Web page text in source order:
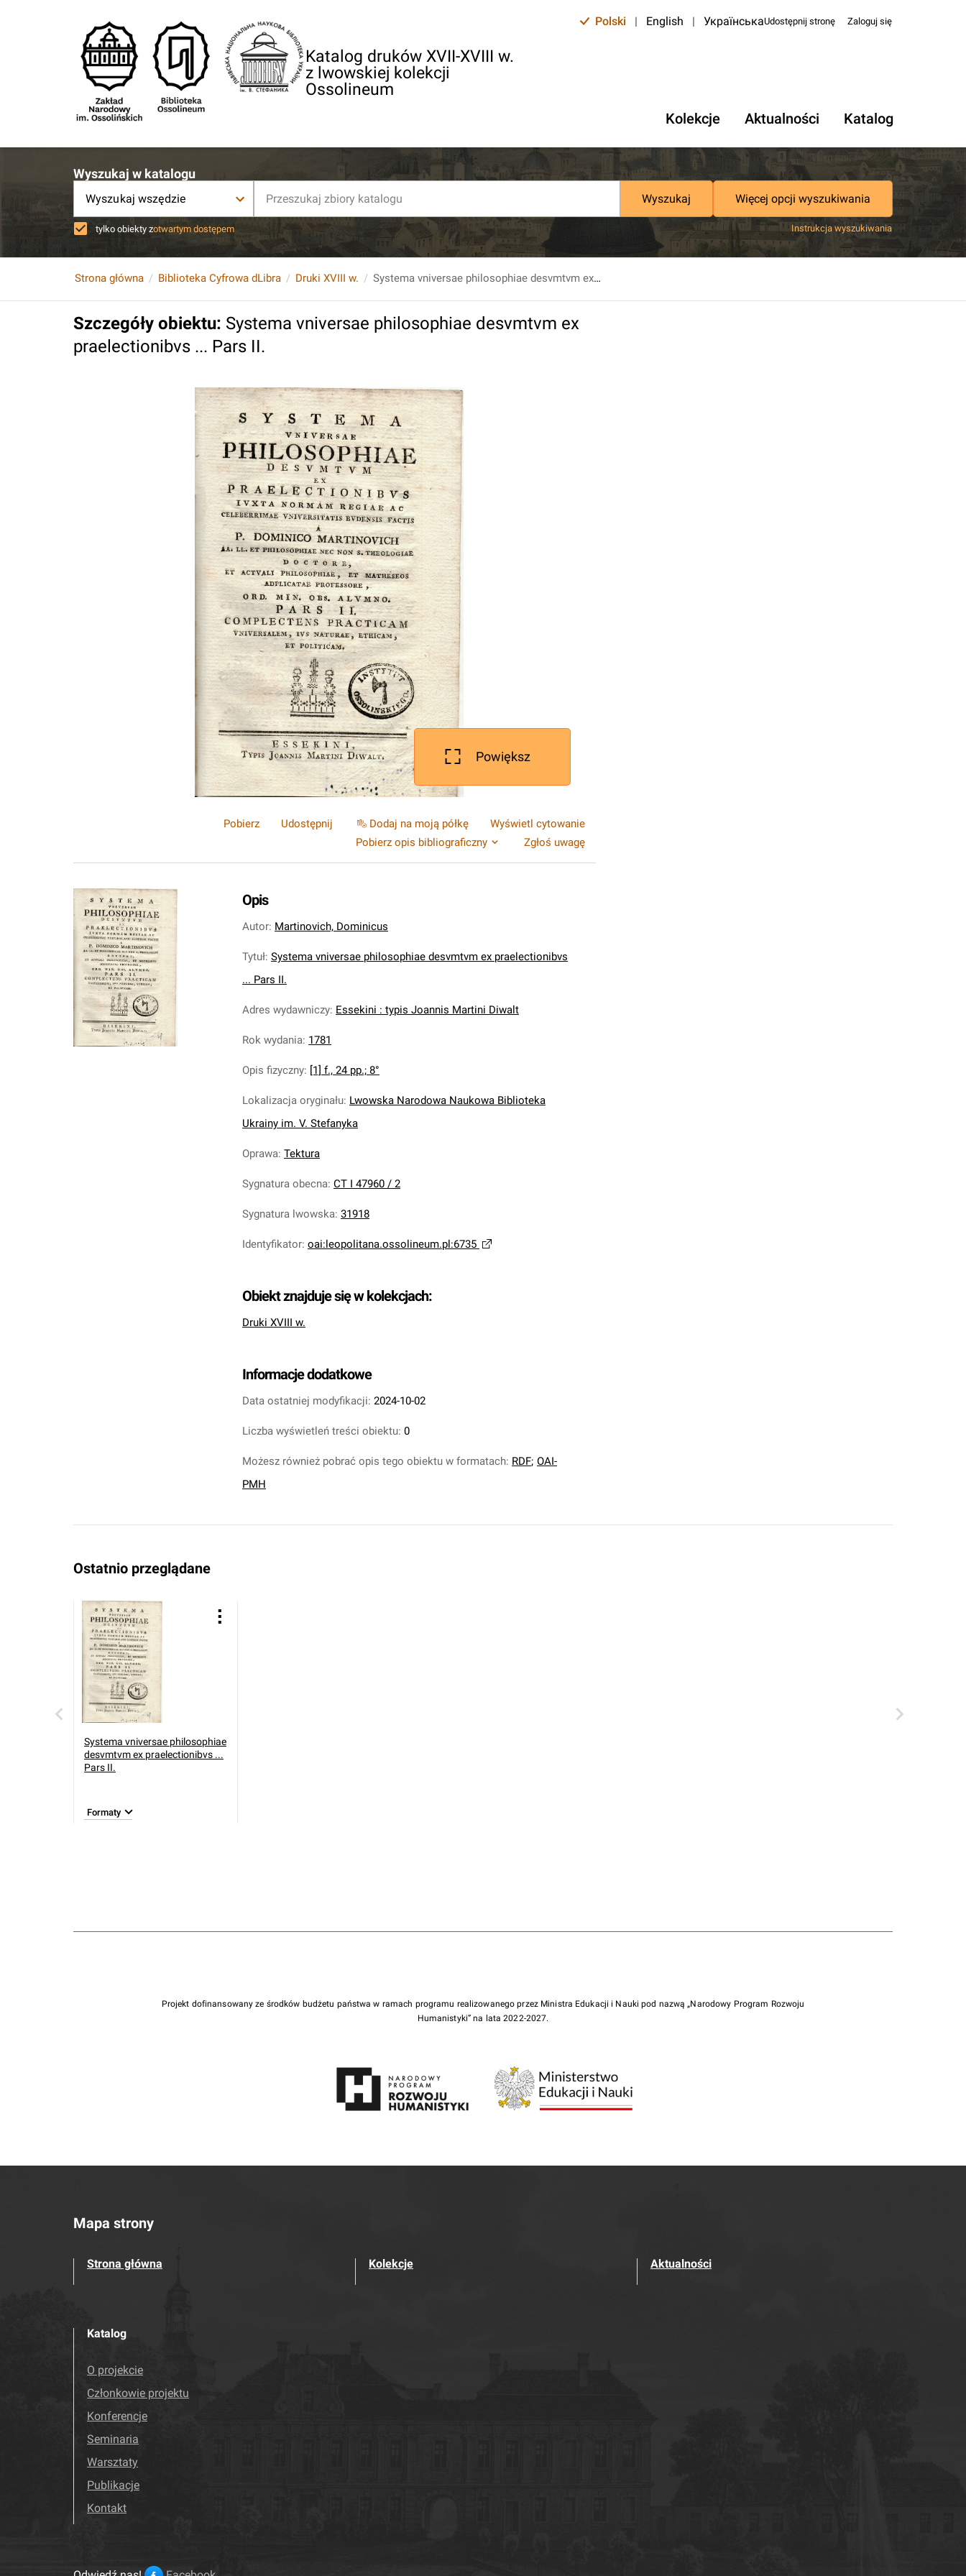
Katalog druków XVII-XVIII w.
z lwowskiej kolekcji
Ossolineum
Polski | English | УкраїнськаUdostępnij stronę Zaloguj się
Kolekcje Aktualności Katalog
Wyszukaj w katalogu
Wyszukaj wszędzie Wyszukaj Więcej opcji wyszukiwania
tylko obiekty zotwartym dostępem Instrukcja wyszukiwania
Strona główna Biblioteka Cyfrowa dLibra Druki XVIII w. Systema vniversae philosophiae desvmtvm ex praelectionibvs ... Pars II.
Szczegóły obiektu: Systema vniversae philosophiae desvmtvm ex
praelectionibvs ... Pars II.
Powiększ
Pobierz Udostępnij Dodaj na moją półkę
Wyświetl cytowanie
Pobierz opis bibliograficzny
Zgłoś uwagę
Opis
Autor: Martinovich, Dominicus
Tytuł: Systema vniversae philosophiae desvmtvm ex praelectionibvs
... Pars II.
Adres wydawniczy: Essekini : typis Joannis Martini Diwalt
Rok wydania: 1781
Opis fizyczny: [1] f., 24 pp.; 8°
Lokalizacja oryginału: Lwowska Narodowa Naukowa Biblioteka
Ukrainy im. V. Stefanyka
Oprawa: Tektura
Sygnatura obecna: CT I 47960 / 2
Sygnatura lwowska: 31918
Identyfikator: oai:leopolitana.ossolineum.pl:6735
Obiekt znajduje się w kolekcjach:
Druki XVIII w.
Informacje dodatkowe
Data ostatniej modyfikacji: 2024-10-02
Liczba wyświetleń treści obiektu: 0
Możesz również pobrać opis tego obiektu w formatach: RDF; OAI-
PMH
Ostatnio przeglądane
Systema vniversae philosophiae
desvmtvm ex praelectionibvs ...
Pars II.
Formaty
Projekt dofinansowany ze środków budżetu państwa w ramach programu realizowanego przez Ministra Edukacji i Nauki pod nazwą „Narodowy Program Rozwoju
Humanistyki” na lata 2022-2027.
Mapa strony
Strona główna Kolekcje Aktualności
Katalog
O projekcie
Członkowie projektu
Konferencje
Seminaria
Warsztaty
Publikacje
Kontakt